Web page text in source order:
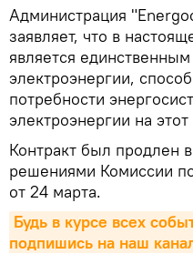
Администрация
заявляет, что в
является
электроэнергии,
потребности
электроэнергии на
Контракт был продлен
решениями Комиссии
от 24 марта.
Будь в курсе всех
подпишись на наш